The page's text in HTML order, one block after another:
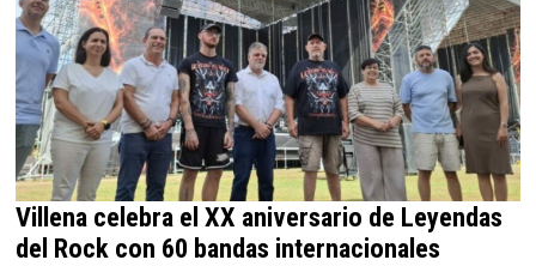
Villena celebra el XX aniversario de Leyendas
del Rock con 60 bandas internacionales